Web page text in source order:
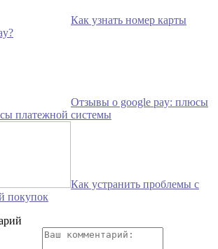
Как узнать номер карты
Отзывы о google pay: плюсы
платежной системы
Как устранить проблемы с
покупок